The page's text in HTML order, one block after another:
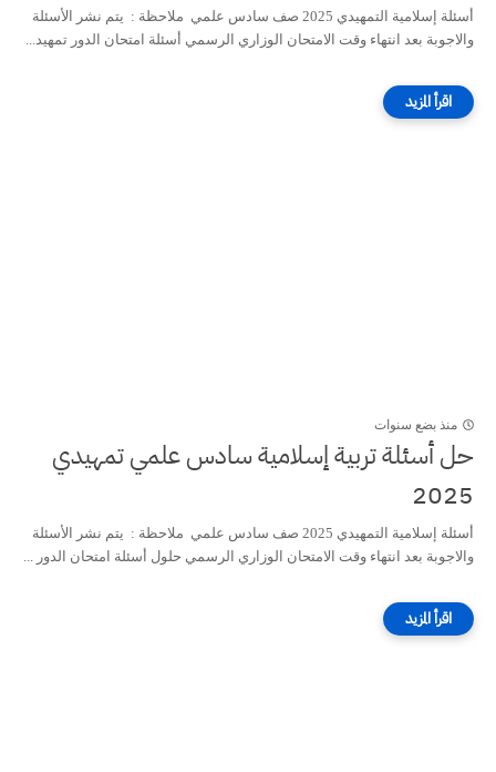
أسئلة إسلامية التمهيدي 2025 صف سادس علمي ملاحظة : يتم نشر الأسئلة
والاجوبة بعد انتهاء وقت الامتحان الوزاري الرسمي أسئلة امتحان الدور تمهيد...
منذ بضع سنوات
حل أسئلة تربية إسلامية سادس علمي تمهيدي
2025
أسئلة إسلامية التمهيدي 2025 صف سادس علمي ملاحظة : يتم نشر الأسئلة
والاجوبة بعد انتهاء وقت الامتحان الوزاري الرسمي حلول أسئلة امتحان الدور ...